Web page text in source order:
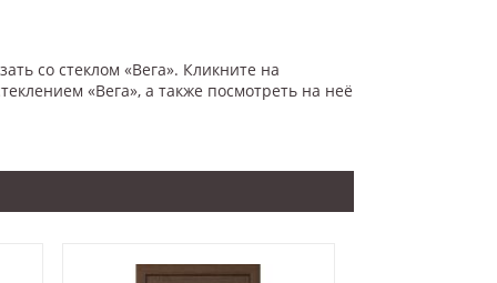
со стеклом «Вега». Кликните на
«Вега», а также посмотреть на неё